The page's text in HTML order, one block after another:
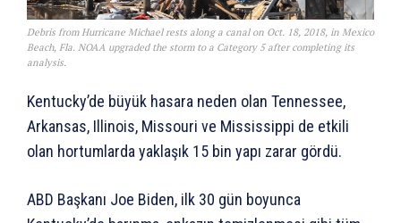
Debris from Hurricane Michael rests along a canal on Oct. 18, 2018, in Mexico
Beach, Fla. NOAA upgraded the storm to a Category 5 after completing its
analysis.
Kentucky’de büyük hasara neden olan Tennessee,
Arkansas, Illinois, Missouri ve Mississippi de etkili
olan hortumlarda yaklaşık 15 bin yapı zarar gördü.
ABD Başkanı Joe Biden, ilk 30 gün boyunca